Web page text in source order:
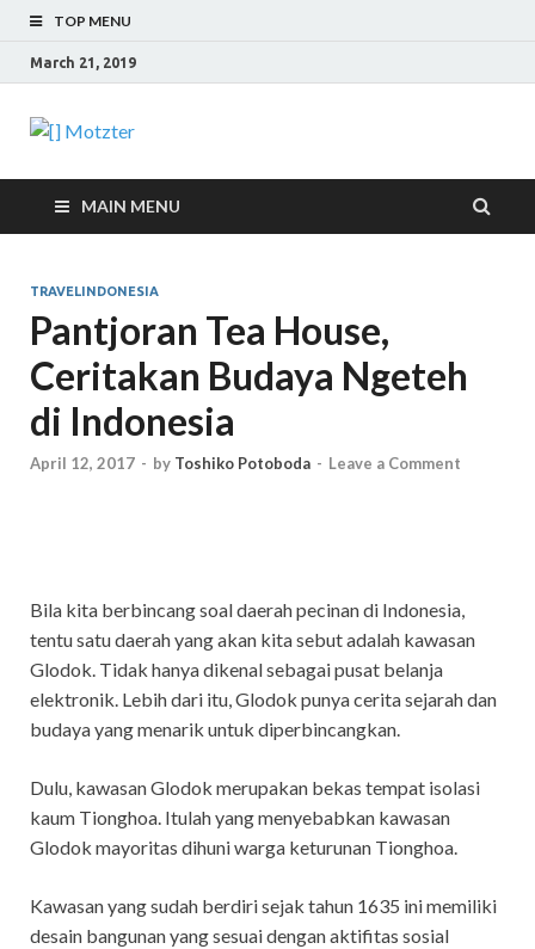
TOP MENU
March 21, 2019
[] Motzter
MAIN MENU
TRAVELINDONESIA
Pantjoran Tea House,
Ceritakan Budaya Ngeteh
di Indonesia
April 12, 2017 - by Toshiko Potoboda - Leave a Comment
Bila kita berbincang soal daerah pecinan di Indonesia,
tentu satu daerah yang akan kita sebut adalah kawasan
Glodok. Tidak hanya dikenal sebagai pusat belanja
elektronik. Lebih dari itu, Glodok punya cerita sejarah dan
budaya yang menarik untuk diperbincangkan.
Dulu, kawasan Glodok merupakan bekas tempat isolasi
kaum Tionghoa. Itulah yang menyebabkan kawasan
Glodok mayoritas dihuni warga keturunan Tionghoa.
Kawasan yang sudah berdiri sejak tahun 1635 ini memiliki
desain bangunan yang sesuai dengan aktifitas sosial